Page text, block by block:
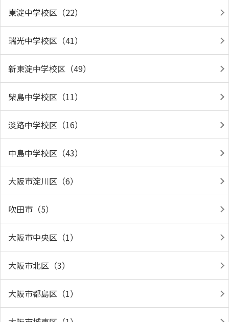
東淀中学校区（22）
瑞光中学校区（41）
新東淀中学校区（49）
柴島中学校区（11）
淡路中学校区（16）
中島中学校区（43）
大阪市淀川区（6）
吹田市（5）
大阪市中央区（1）
大阪市北区（3）
大阪市都島区（1）